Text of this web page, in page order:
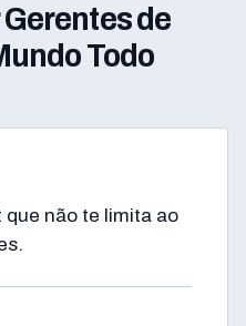
de
Todo
que não te limita ao